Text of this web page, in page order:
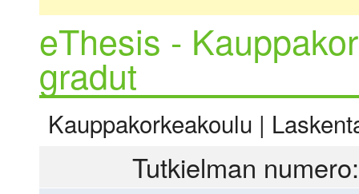
eThesis -
gradut
Kauppakorkeakoulu |
Tutkielman